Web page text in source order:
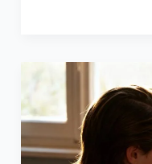
beste
stijlen
om